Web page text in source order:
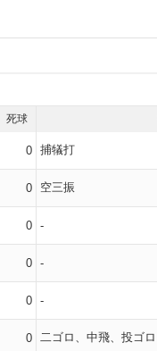
死球
0 捕犠打
0 空三振
0 -
0 -
0 -
0 二ゴロ、中飛、投ゴロ